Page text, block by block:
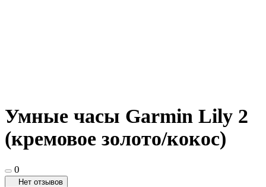
Умные часы Garmin Lily 2
(кремовое золото/кокос)
0
Нет отзывов